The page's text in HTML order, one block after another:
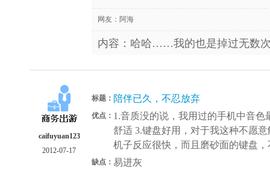
网友： 阿海
内容：哈哈……我的也是掉过无数
caifuyuan123
2012-07-17
标题： 陪伴已久，不忍放弃
优点： 1.音质没的说，我用过的手机中音
舒适 3.键盘好用，对于我这种不愿
机子反应很快，而且磨砂面的键盘，
缺点： 易进灰